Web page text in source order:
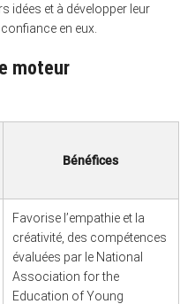
idées et à développer leur
en eux.
moteur
Bénéfices
Favorise l’empathie et la
créativité, des compétences
évaluées par le National
Association for the
Education of Young